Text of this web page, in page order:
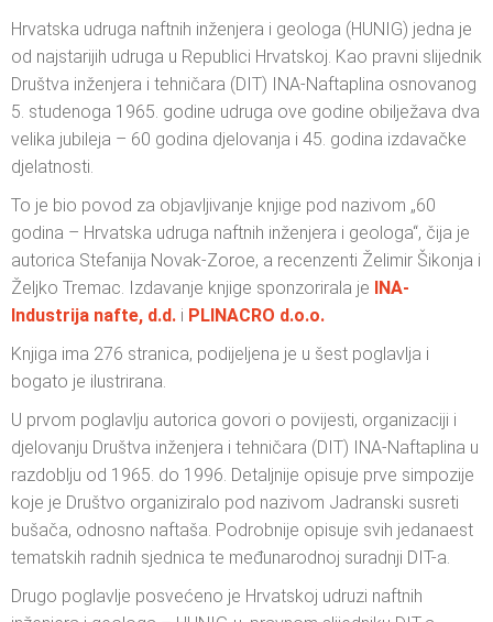
Hrvatska udruga naftnih inženjera i geologa (HUNIG) jedna je
od najstarijih udruga u Republici Hrvatskoj. Kao pravni slijednik
Društva inženjera i tehničara (DIT) INA-Naftaplina osnovanog
5. studenoga 1965. godine udruga ove godine obilježava dva
velika jubileja – 60 godina djelovanja i 45. godina izdavačke
djelatnosti.
To je bio povod za objavljivanje knjige pod nazivom „60
godina – Hrvatska udruga naftnih inženjera i geologa“, čija je
autorica Stefanija Novak-Zoroe, a recenzenti Želimir Šikonja i
Željko Tremac. Izdavanje knjige sponzorirala je INA-
Industrija nafte, d.d. i PLINACRO d.o.o.
Knjiga ima 276 stranica, podijeljena je u šest poglavlja i
bogato je ilustrirana.
U prvom poglavlju autorica govori o povijesti, organizaciji i
djelovanju Društva inženjera i tehničara (DIT) INA-Naftaplina u
razdoblju od 1965. do 1996. Detaljnije opisuje prve simpozije
koje je Društvo organiziralo pod nazivom Jadranski susreti
bušača, odnosno naftaša. Podrobnije opisuje svih jedanaest
tematskih radnih sjednica te međunarodnoj suradnji DIT-a.
Drugo poglavlje posvećeno je Hrvatskoj udruzi naftnih